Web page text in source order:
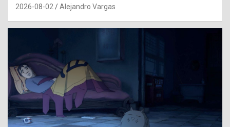
2026-08-02 Alejandro Vargas